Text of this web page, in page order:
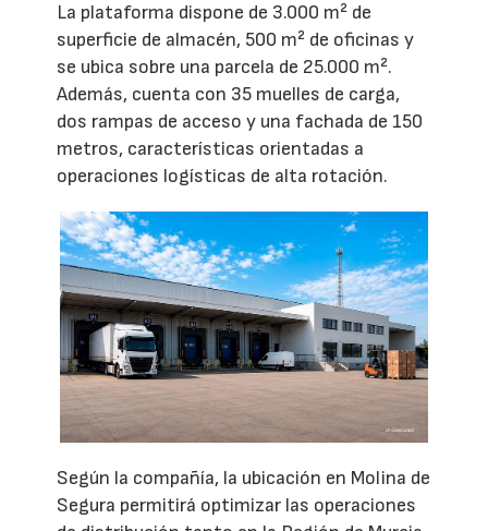
La plataforma dispone de 3.000 m² de
superficie de almacén, 500 m² de oficinas y
se ubica sobre una parcela de 25.000 m².
Además, cuenta con 35 muelles de carga,
dos rampas de acceso y una fachada de 150
metros, características orientadas a
operaciones logísticas de alta rotación.
Según la compañía, la ubicación en Molina de
Segura permitirá optimizar las operaciones